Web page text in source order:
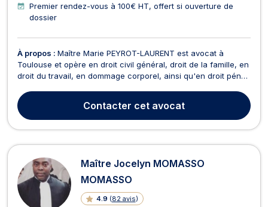
Premier rendez-vous à 100€ HT, offert si ouverture de
dossier
À propos : Maître Marie PEYROT-LAURENT est avocat à
Toulouse et opère en droit civil général, droit de la famille, en
droit du travail, en dommage corporel, ainsi qu'en droit pénal.
des questions de responsabilité civile, de vices cachés, de
droit des biens, ou encore de droit...
Contacter cet avocat
Maître Jocelyn MOMASSO
MOMASSO
4.9 (82 avis)